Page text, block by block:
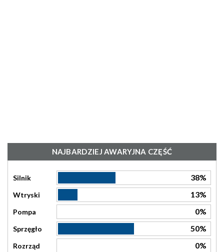
NAJBARDZIEJ AWARYJNA CZĘŚĆ
Silnik 38%
Wtryski 13%
Pompa 0%
Sprzęgło 50%
Rozrząd 0%